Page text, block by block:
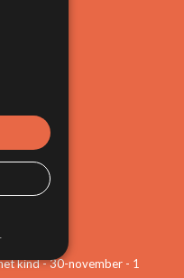
kind - 30-november - 1